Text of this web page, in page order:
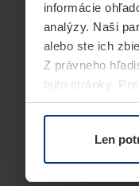
informácie
analýzy. Naši
alebo ste ich
Z právneho
tejto stránky.
alebo odvolať
Len